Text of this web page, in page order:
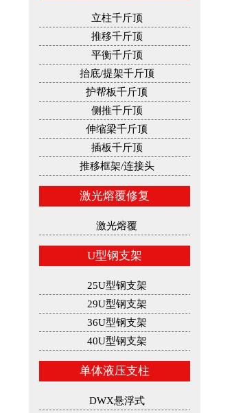
立柱千斤顶
推移千斤顶
平衡千斤顶
抬底/提架千斤顶
护帮板千斤顶
侧推千斤顶
伸缩梁千斤顶
插板千斤顶
推移框架/连接头
激光熔覆修复
激光熔覆
U型钢支架
25U型钢支架
29U型钢支架
36U型钢支架
40U型钢支架
单体液压支柱
DWX悬浮式